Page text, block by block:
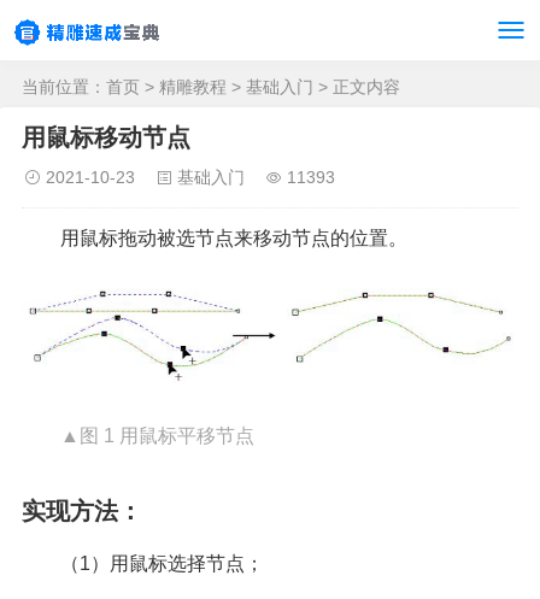
当前位置： 首页 > 精雕教程 > 基础入门 > 正文内容
用鼠标移动节点
2021-10-23 基础入门 11393
用鼠标拖动被选节点来移动节点的位置。
▲图 1 用鼠标平移节点
实现方法：
（1）用鼠标选择节点；